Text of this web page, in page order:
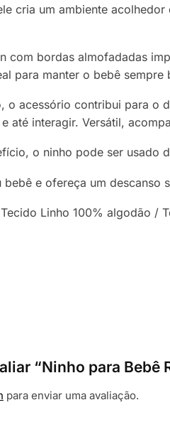
cria um ambiente
com bordas almofadadas
para manter o bebê
o acessório contribui para o
até interagir. Versátil,
o ninho pode ser usado
bebê e ofereça um descanso
Linho 100% algodão /
“Ninho para
para enviar uma avaliação.